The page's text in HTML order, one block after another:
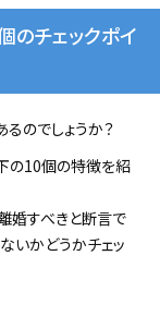
チェックポイ
のでしょうか？
の10個の特徴を紹
婚すべきと断言で
いかどうかチェッ